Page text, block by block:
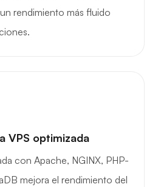
rendimiento más fluido
VPS optimizada
con Apache, NGINX, PHP-
mejora el rendimiento del